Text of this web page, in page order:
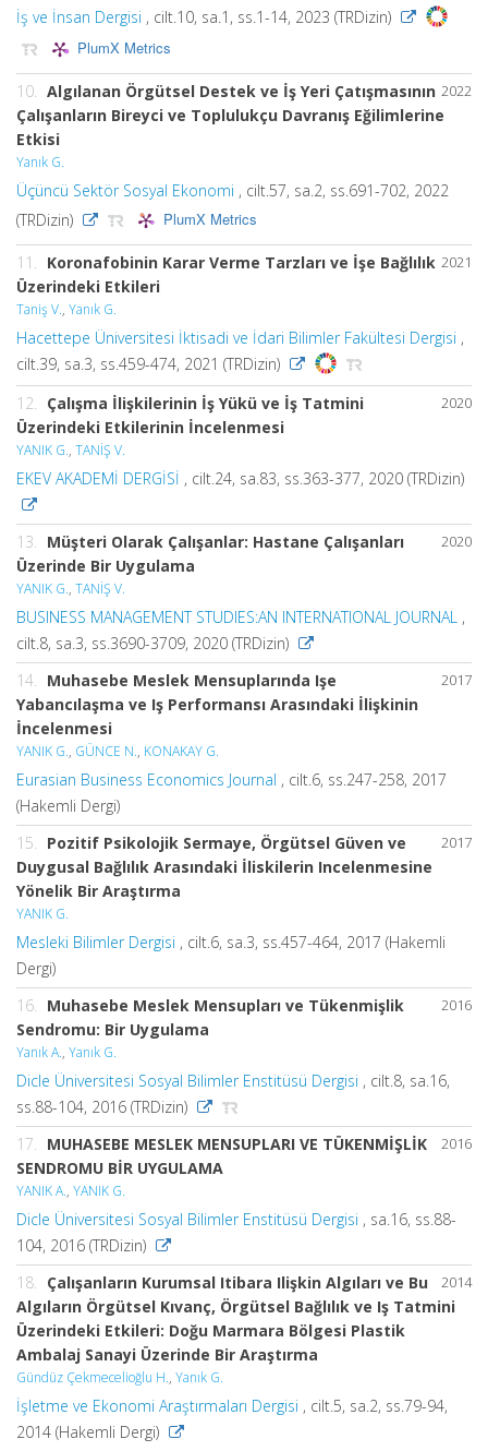
İş ve İnsan Dergisi , cilt.10, sa.1, ss.1-14, 2023 (TRDizin)
PlumX Metrics
2022
10. Algılanan Örgütsel Destek ve İş Yeri Çatışmasının
Çalışanların Bireyci ve Toplulukçu Davranış Eğilimlerine
Etkisi
Yanık G.
Üçüncü Sektör Sosyal Ekonomi , cilt.57, sa.2, ss.691-702, 2022
(TRDizin)
PlumX Metrics
2021
11. Koronafobinin Karar Verme Tarzları ve İşe Bağlılık
Üzerindeki Etkileri
Taniş V., Yanık G.
Hacettepe Üniversitesi İktisadi ve İdari Bilimler Fakültesi Dergisi ,
cilt.39, sa.3, ss.459-474, 2021 (TRDizin)
2020
12. Çalışma İlişkilerinin İş Yükü ve İş Tatmini
Üzerindeki Etkilerinin İncelenmesi
YANIK G., TANİŞ V.
EKEV AKADEMİ DERGİSİ , cilt.24, sa.83, ss.363-377, 2020 (TRDizin)
2020
13. Müşteri Olarak Çalışanlar: Hastane Çalışanları
Üzerinde Bir Uygulama
YANIK G., TANİŞ V.
BUSINESS MANAGEMENT STUDIES:AN INTERNATIONAL JOURNAL ,
cilt.8, sa.3, ss.3690-3709, 2020 (TRDizin)
2017
14. Muhasebe Meslek Mensuplarında Işe
Yabancılaşma ve Iş Performansı Arasındaki İlişkinin
İncelenmesi
YANIK G., GÜNCE N., KONAKAY G.
Eurasian Business Economics Journal , cilt.6, ss.247-258, 2017
(Hakemli Dergi)
2017
15. Pozitif Psikolojik Sermaye, Örgütsel Güven ve
Duygusal Bağlılık Arasındaki İliskilerin Incelenmesine
Yönelik Bir Araştırma
YANIK G.
Mesleki Bilimler Dergisi , cilt.6, sa.3, ss.457-464, 2017 (Hakemli
Dergi)
2016
16. Muhasebe Meslek Mensupları ve Tükenmişlik
Sendromu: Bir Uygulama
Yanık A., Yanık G.
Dicle Üniversitesi Sosyal Bilimler Enstitüsü Dergisi , cilt.8, sa.16,
ss.88-104, 2016 (TRDizin)
2016
17. MUHASEBE MESLEK MENSUPLARI VE TÜKENMİŞLİK
SENDROMU BİR UYGULAMA
YANIK A., YANIK G.
Dicle Üniversitesi Sosyal Bilimler Enstitüsü Dergisi , sa.16, ss.88-
104, 2016 (TRDizin)
2014
18. Çalışanların Kurumsal Itibara Ilişkin Algıları ve Bu
Algıların Örgütsel Kıvanç, Örgütsel Bağlılık ve Iş Tatmini
Üzerindeki Etkileri: Doğu Marmara Bölgesi Plastik
Ambalaj Sanayi Üzerinde Bir Araştırma
Gündüz Çekmecelioğlu H., Yanık G.
İşletme ve Ekonomi Araştırmaları Dergisi , cilt.5, sa.2, ss.79-94,
2014 (Hakemli Dergi)